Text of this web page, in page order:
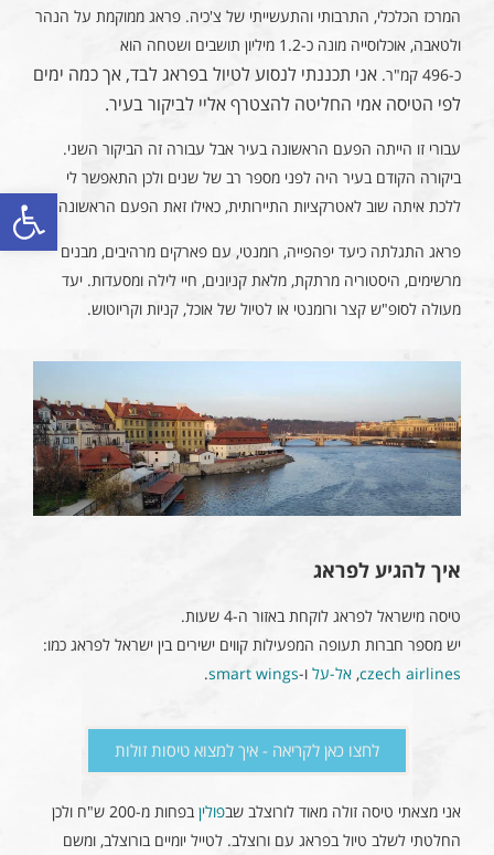
פתח
המרכז הכלכלי, התרבותי והתעשייתי של צ'כיה. פראג ממוקמת על הנהר
ולטאבה, אוכלוסייה מונה כ-1.2 מיליון תושבים ושטחה הוא
כ-496 קמ"ר.
אני תכננתי לנסוע לטיול בפראג לבד, אך כמה ימים
לפי הטיסה אמי החליטה להצטרף אליי לביקור בעיר.
עבורי זו הייתה הפעם הראשונה בעיר אבל עבורה זה הביקור השני.
ביקורה הקודם בעיר היה לפני מספר רב של שנים ולכן התאפשר לי
ללכת איתה שוב לאטרקציות התיירותית, כאילו זאת הפעם הראשונה.
פראג התגלתה כיעד יפהפייה, רומנטי, עם פארקים מרהיבים, מבנים
מרשימים, היסטוריה מרתקת, מלאת קניונים, חיי לילה ומסעדות. יעד
מעולה לסופ"ש קצר ורומנטי או לטיול של אוכל, קניות וקריוטוש.
איך להגיע לפראג
טיסה מישראל לפראג לוקחת באזור ה-4 שעות.
יש מספר חברות תעופה המפעילות קווים ישירים בין ישראל לפראג כמו:
czech airlines
, אל-על ו-smart wings
.
לחצו כאן לקריאה - איך למצוא טיסות זולות
אני מצאתי טיסה זולה מאוד לורוצלב שבפולין
בפחות מ-200 ש"ח ולכן
החלטתי לשלב טיול בפראג עם ורוצלב. לטייל יומיים בורוצלב, ומשם